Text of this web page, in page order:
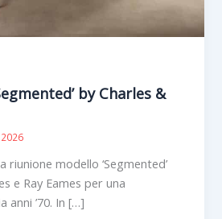
by Charles &
riunione modello ‘Segmented’
e Ray Eames per una
anni ’70. In […]